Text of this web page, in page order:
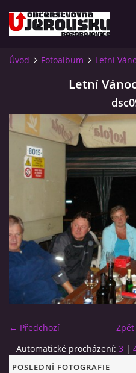
VIDLÁCKÝ VÍCEBOJ 2023 -
OTEVÍRACÍ DOBA
VIDLÁCKÝ VÍCEBOJ 2020 -
DRBNY 4/2020
VIDLÁCKÝ VÍCEBOJ 2020 -
CO SI U NÁS DÁTE?
Úvod Fotoalbum Letní
Letní
← Předchozí
Automatické procházení: 3 |
POSLEDNÍ FOTOGRAFIE